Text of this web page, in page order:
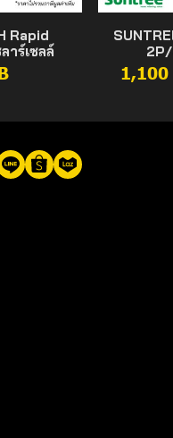
Rapid
าร์เซลล์
1,100